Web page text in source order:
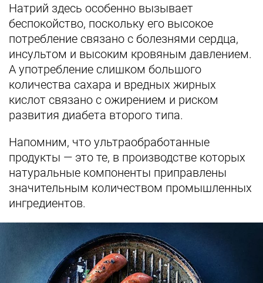
Натрий здесь особенно вызывает
беспокойство, поскольку его высокое
потребление связано с болезнями сердца,
инсультом и высоким кровяным давлением.
А употребление слишком большого
количества сахара и вредных жирных
кислот связано с ожирением и риском
развития диабета второго типа.
Напомним, что ультраобработанные
продукты — это те, в производстве которых
натуральные компоненты приправлены
значительным количеством промышленных
ингредиентов.